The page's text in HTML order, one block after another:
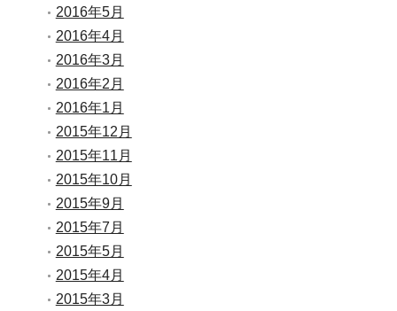
2016年5月
2016年4月
2016年3月
2016年2月
2016年1月
2015年12月
2015年11月
2015年10月
2015年9月
2015年7月
2015年5月
2015年4月
2015年3月